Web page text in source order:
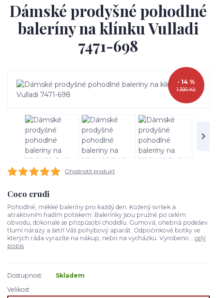
Dámské prodyšné pohodlné
baleríny na klínku Vulladi
7471-698
1 390 Kč
- 14 %
Ohodnotit produkt
Coco crudi
Pohodlné, měkké baleríny pro každý den. Kožený svršek a
atraktivním hadím potiskem. Balerínky jsou pružné po celém
obvodu, dokonale se přizpůsobí chodidlu. Gumová, ohebná podešev
tlumí nárazy a šetří Váš pohybový aparát. Odpočinkové botky ve
kterých ráda vyrazíte na nákup, nebo na vycházku. Vyrobeno... celý
popis
Dostupnost
Skladem
Velikost